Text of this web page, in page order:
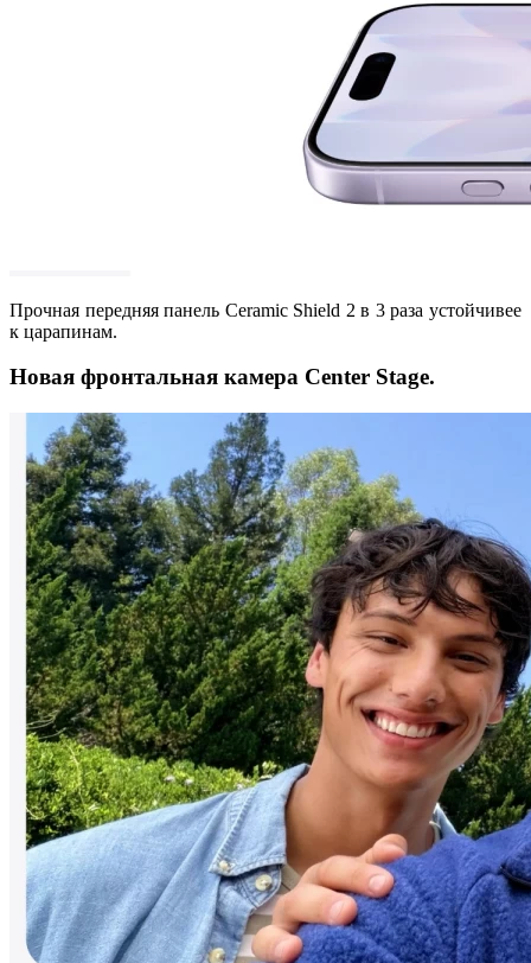
Прочная передняя панель Ceramic Shield 2 в 3 раза устойчивее
к царапинам.
Новая фронтальная камера Center Stage.